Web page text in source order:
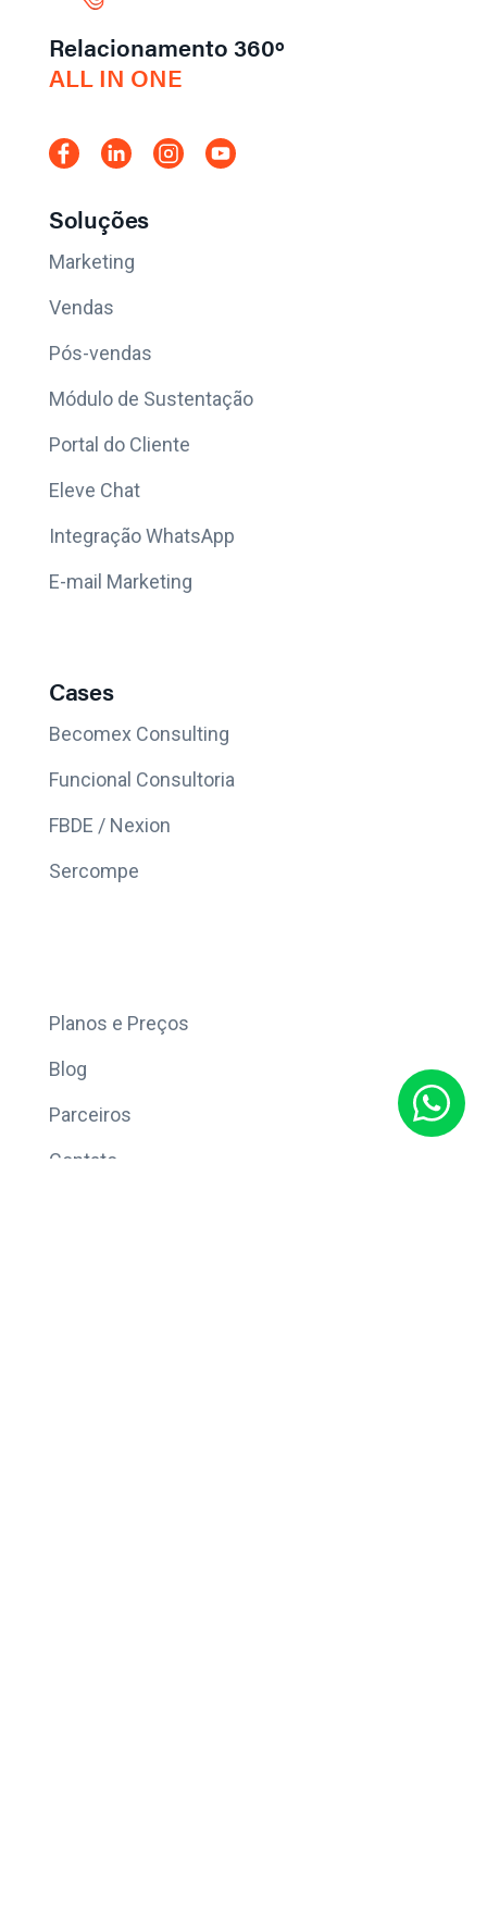
Relacionamento 360º
ALL IN ONE
Soluções
Marketing
Vendas
Pós-vendas
Módulo de Sustentação
Portal do Cliente
Eleve Chat
Integração WhatsApp
E-mail Marketing
Cases
Becomex Consulting
Funcional Consultoria
FBDE / Nexion
Sercompe
Planos e Preços
Blog
Parceiros
Contato